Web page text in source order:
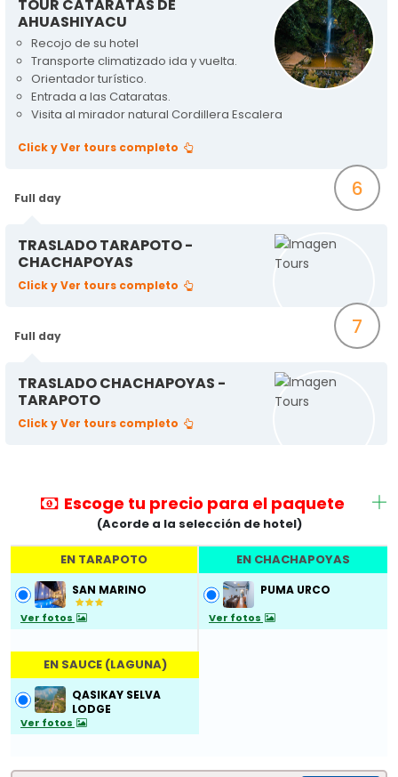
TOUR CATARATAS DE
AHUASHIYACU
Recojo de su hotel
Transporte climatizado ida y vuelta.
Orientador turístico.
Entrada a las Cataratas.
Visita al mirador natural Cordillera Escalera
Click y Ver tours completo
Full day 6
TRASLADO TARAPOTO -
CHACHAPOYAS
Click y Ver tours completo
Full day 7
TRASLADO CHACHAPOYAS -
TARAPOTO
Click y Ver tours completo
Escoge tu precio para el paquete
(Acorde a la selección de hotel)
EN TARAPOTO
SAN MARINO
Ver fotos
EN CHACHAPOYAS
PUMA URCO
Ver fotos
EN SAUCE (LAGUNA)
QASIKAY SELVA
LODGE
Ver fotos